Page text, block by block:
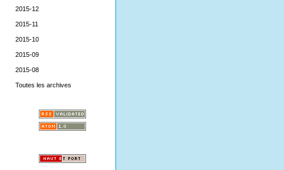
2015-12
2015-11
2015-10
2015-09
2015-08
Toutes les archives